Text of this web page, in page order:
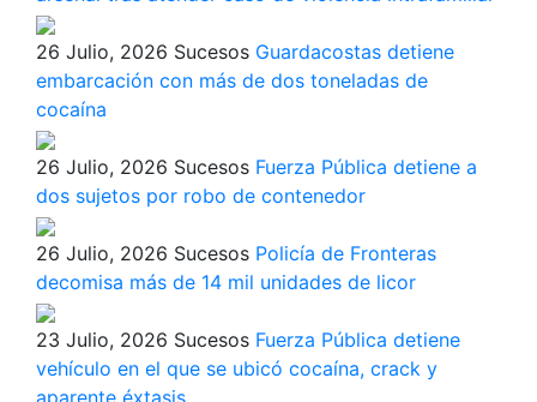
26 Julio, 2026 Sucesos Guardacostas detiene
embarcación con más de dos toneladas de
cocaína
26 Julio, 2026 Sucesos Fuerza Pública detiene a
dos sujetos por robo de contenedor
26 Julio, 2026 Sucesos Policía de Fronteras
decomisa más de 14 mil unidades de licor
23 Julio, 2026 Sucesos Fuerza Pública detiene
vehículo en el que se ubicó cocaína, crack y